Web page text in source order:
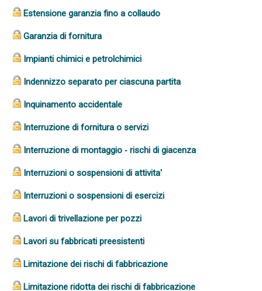
Estensione garanzia fino a collaudo
Garanzia di fornitura
Impianti chimici e petrolchimici
Indennizzo separato per ciascuna partita
Inquinamento accidentale
Interruzione di fornitura o servizi
Interruzione di montaggio ‑ rischi di giacenza
Interruzioni o sospensioni di attivita'
Interruzioni o sospensioni di esercizi
Lavori di trivellazione per pozzi
Lavori su fabbricati preesistenti
Limitazione dei rischi di fabbricazione
Limitazione ridotta dei rischi di fabbricazione